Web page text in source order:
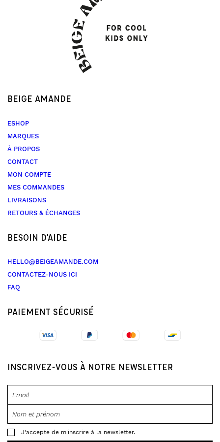
BEIGE AMANDE
ESHOP
MARQUES
À PROPOS
CONTACT
MON COMPTE
MES COMMANDES
LIVRAISONS
RETOURS & ÉCHANGES
BESOIN D'AIDE
HELLO@BEIGEAMANDE.COM
CONTACTEZ-NOUS ICI
FAQ
PAIEMENT SÉCURISÉ
INSCRIVEZ-VOUS À NOTRE NEWSLETTER
J'accepte de m'inscrire à la newsletter.